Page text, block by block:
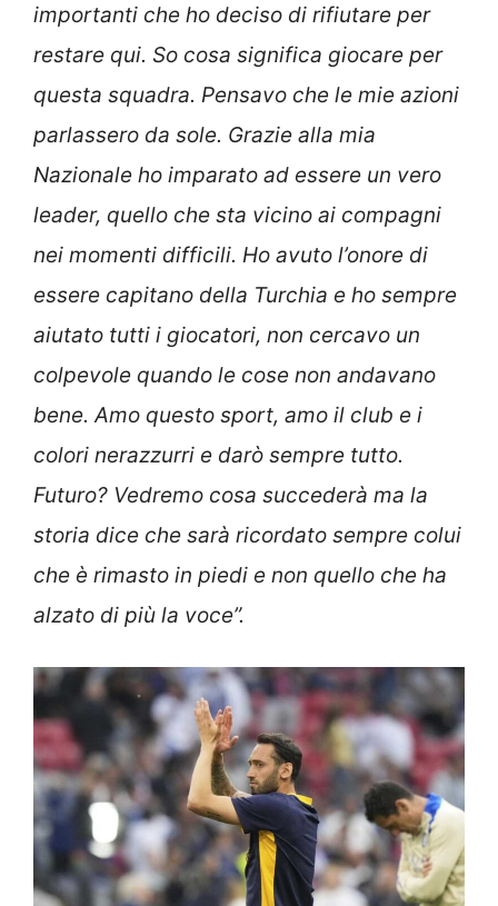
importanti che ho deciso di rifiutare per
restare qui. So cosa significa giocare per
questa squadra. Pensavo che le mie azioni
parlassero da sole. Grazie alla mia
Nazionale ho imparato ad essere un vero
leader, quello che sta vicino ai compagni
nei momenti difficili. Ho avuto l’onore di
essere capitano della Turchia e ho sempre
aiutato tutti i giocatori, non cercavo un
colpevole quando le cose non andavano
bene. Amo questo sport, amo il club e i
colori nerazzurri e darò sempre tutto.
Futuro? Vedremo cosa succederà ma la
storia dice che sarà ricordato sempre colui
che è rimasto in piedi e non quello che ha
alzato di più la voce”.